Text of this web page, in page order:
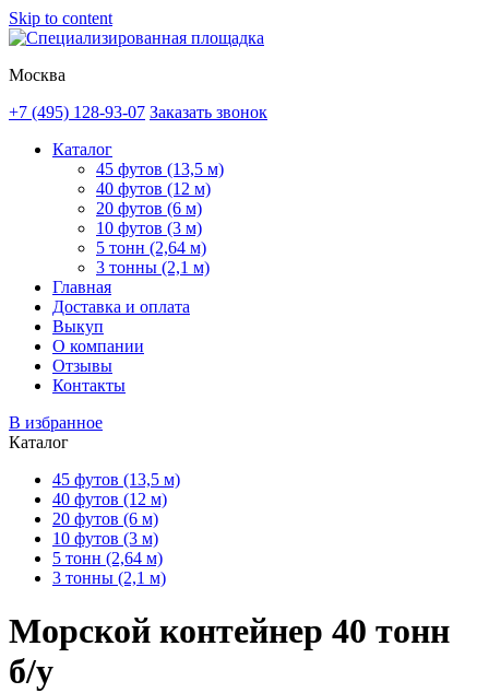
Skip to content
Москва
+7 (495) 128-93-07 Заказать звонок
Каталог
45 футов (13,5 м)
40 футов (12 м)
20 футов (6 м)
10 футов (3 м)
5 тонн (2,64 м)
3 тонны (2,1 м)
Главная
Доставка и оплата
Выкуп
О компании
Отзывы
Контакты
В избранное
Каталог
45 футов (13,5 м)
40 футов (12 м)
20 футов (6 м)
10 футов (3 м)
5 тонн (2,64 м)
3 тонны (2,1 м)
Морской контейнер 40 тонн
б/у